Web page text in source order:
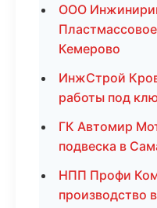
ООО
Кемерово
ИнжСтрой
работы под
ГК Автомир
подвеска в
НПП Профи
производство